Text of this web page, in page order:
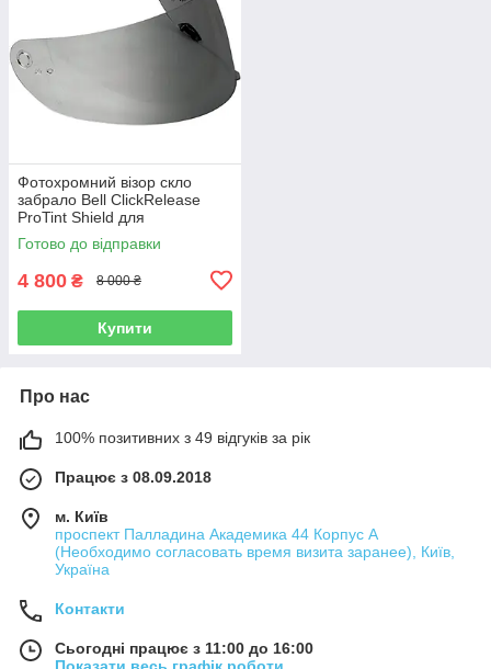
Фотохромний візор скло
забрало Bell ClickRelease
ProTint Shield для
мотошолома Bell Qualifier /
Qualifier DLX
Готово до відправки
4 800 ₴ 8 000 ₴
Купити
Про нас
100% позитивних з 49 відгуків за рік
Працює з 08.09.2018
м. Київ
проспект Палладина Академика 44 Корпус А
(Необходимо согласовать время визита заранее), Київ,
Україна
Контакти
Сьогодні працює з 11:00 до 16:00